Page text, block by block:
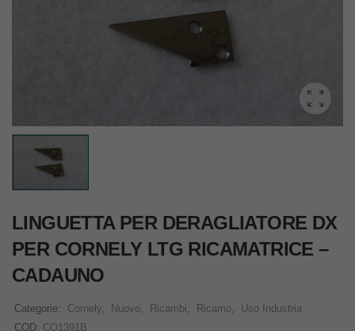
LINGUETTA PER DERAGLIATORE DX
PER CORNELY LTG RICAMATRICE –
CADAUNO
Categorie: Cornely Nuovo Ricambi Ricamo
Uso Industria
COD: CO1391B